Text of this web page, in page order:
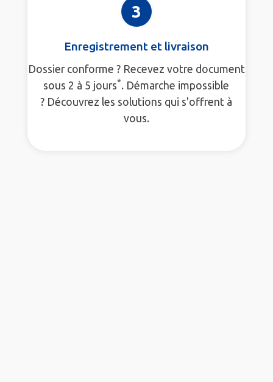
3
Enregistrement et livraison
Dossier conforme ? Recevez votre document
sous 2 à 5 jours*. Démarche impossible
? Découvrez les solutions qui s'offrent à
vous.